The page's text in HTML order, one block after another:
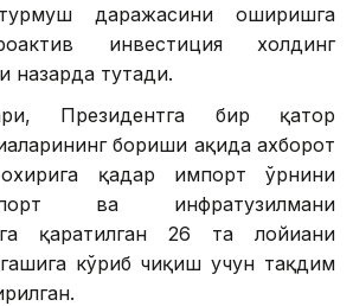
даражасини оширишга
инвестиция холдинг
назарда тутади.
Президентга бир қатор
бориши ҳақида ахборот
қадар импорт ўрнини
ва инфратузилмани
қаратилган 26 та лойиҳани
кўриб чиқиш учун тақдим